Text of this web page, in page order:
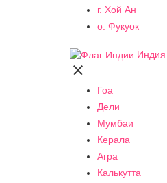
г. Хой Ан
о. Фукуок
Индия

Гоа
Дели
Мумбаи
Керала
Агра
Калькутта